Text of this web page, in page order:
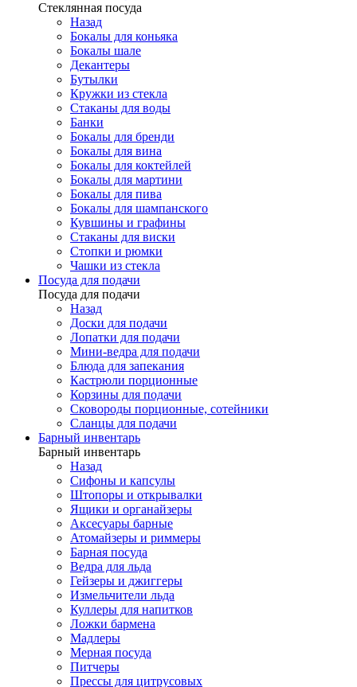
Стеклянная посуда
Назад
Бокалы для коньяка
Бокалы шале
Декантеры
Бутылки
Кружки из стекла
Стаканы для воды
Банки
Бокалы для бренди
Бокалы для вина
Бокалы для коктейлей
Бокалы для мартини
Бокалы для пива
Бокалы для шампанского
Кувшины и графины
Стаканы для виски
Стопки и рюмки
Чашки из стекла
Посуда для подачи
Посуда для подачи
Назад
Доски для подачи
Лопатки для подачи
Мини-ведра для подачи
Блюда для запекания
Кастрюли порционные
Корзины для подачи
Сковороды порционные, сотейники
Сланцы для подачи
Барный инвентарь
Барный инвентарь
Назад
Сифоны и капсулы
Штопоры и открывалки
Ящики и органайзеры
Аксесуары барные
Атомайзеры и риммеры
Барная посуда
Ведра для льда
Гейзеры и джиггеры
Измельчители льда
Куллеры для напитков
Ложки бармена
Мадлеры
Мерная посуда
Питчеры
Прессы для цитрусовых